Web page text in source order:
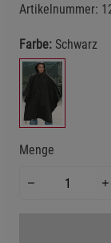
Artikelnummer:
Farbe: Schwarz
Menge